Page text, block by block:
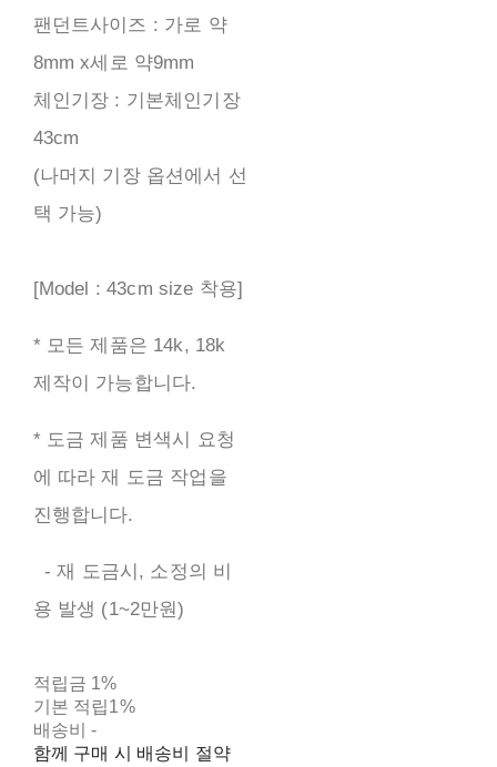
팬던트사이즈 : 가로 약
8mm x세로 약9mm
체인기장 : 기본체인기장
43cm
(나머지 기장 옵션에서 선
택 가능)
[Model : 43cm size 착용]
* 모든 제품은 14k, 18k
제작이 가능합니다.
* 도금 제품 변색시 요청
에 따라 재 도금 작업을
진행합니다.
- 재 도금시, 소정의 비
용 발생 (1~2만원)
적립금 1%
기본 적립1%
배송비-
함께 구매 시 배송비 절약